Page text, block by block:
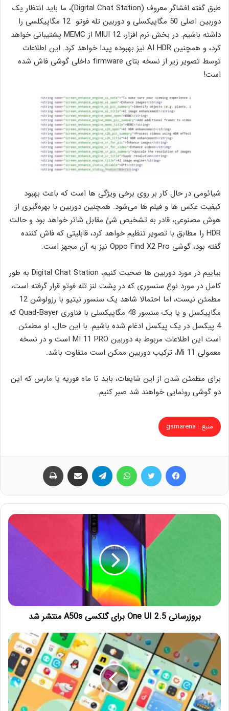
طبق گفته افشاگر معروف (Digital Chat Station)، ما باید انتظار یک
دوربین اصلی 50 مگاپیکسلی و دوربین تله فوتو 12 مگاپیکلسی را
داشته باشیم. در بخش نرم افزار، MIUI 12 از MEMC پشتیبانی خواهد
کرد، و همچنین AI HDR نیز بهبوده پیدا خواهد کرد. این اطلاعات
توسط تصویر زیر از نسخه بتای firmware داخلی گوشی فاش شده
است!
شیائومی در حال کار بر روی برخی ویژگی ها است که باعث بهبود
کیفیت عکس ها و فیلم ها می‌شود. همچنین دوربین با بهره‌گیری از
هوش مصنوعی، قادر به تشخیص شئ مقابل شاتر خواهد بود و حالت
HDR را مطابق با تصویر تنظیم خواهد کرد، قابلیتی که فاش کننده
گفته بود، گوشی Oppo Find X2 Pro نیز به آن مجهز است.
بیاییم در مورد دوربین‌ ها صحبت کنیم،
Digital Chat Station به طور
کامل در مورد نوع سنسوری که در پشت لنز تله فوتو قرار گرفته است،
مطمئن نیست، اما احتمالا شاهد یک سنسور نیتیو با رزولوشن 12
مگاپیکسل و یا یک سنسور 48 مگاپیکسلی با فناوری Quad-Bayer که
4 پیکسل در یک پیکسل ادغام شده باشیم. با این حال، او مطمئن
است این اطلاعات مربوط به دوربین MI 11 PRO است و در نسخه
معمولی Mi 11، ترکیب دوربین ممکن است متفاوت باشد.
برای مطمئن شدن از این شایعات، باید تا ماه فوریه یا مارس که این
دو گوشی رونمایی خواهند شد صبر کنیم.
منبع : gsmarena
بروزرسانی One UI 2.5 برای گلکسی A50s منتشر شد